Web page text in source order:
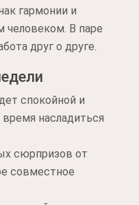
гармонии и
В паре
друг о друге.
спокойной и
насладиться
сюрпризов от
совместное